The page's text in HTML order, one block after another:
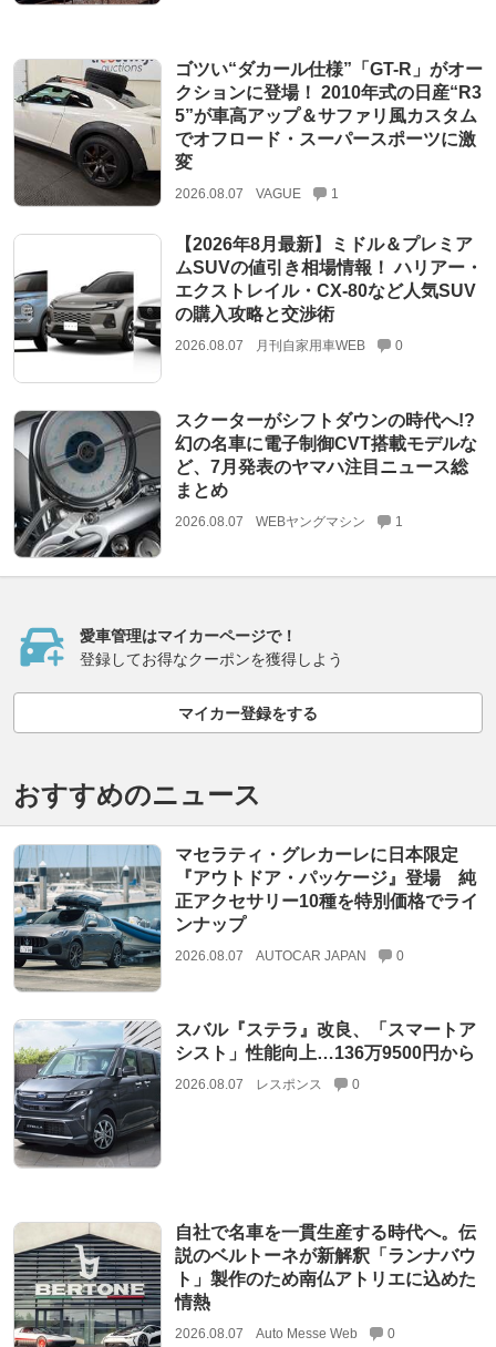
ゴツい“ダカール仕様”「GT-R」がオー
クションに登場！ 2010年式の日産“R3
5”が車高アップ＆サファリ風カスタム
でオフロード・スーパースポーツに激
変
2026.08.07 VAGUE 1
【2026年8月最新】ミドル＆プレミア
ムSUVの値引き相場情報！ ハリアー・
エクストレイル・CX-80など人気SUV
の購入攻略と交渉術
2026.08.07 月刊自家用車WEB 0
スクーターがシフトダウンの時代へ!?
幻の名車に電子制御CVT搭載モデルな
ど、7月発表のヤマハ注目ニュース総
まとめ
2026.08.07 WEBヤングマシン 1
愛車管理はマイカーページで！
登録してお得なクーポンを獲得しよう
マイカー登録をする
おすすめのニュース
マセラティ・グレカーレに日本限定
『アウトドア・パッケージ』登場 純
正アクセサリー10種を特別価格でライ
ンナップ
2026.08.07 AUTOCAR JAPAN 0
スバル『ステラ』改良、「スマートア
シスト」性能向上…136万9500円から
2026.08.07 レスポンス 0
自社で名車を一貫生産する時代へ。伝
説のベルトーネが新解釈「ランナバウ
ト」製作のため南仏アトリエに込めた
情熱
2026.08.07 Auto Messe Web 0